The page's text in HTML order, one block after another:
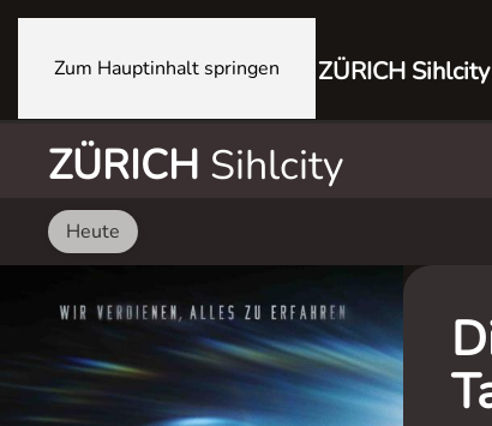
Zum Hauptinhalt springen ZÜRICH Sihlcity
ZÜRICH Sihlcity
Heute